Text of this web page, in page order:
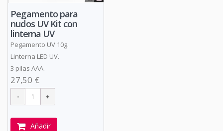
Pegamento para
nudos UV Kit con
linterna UV
Pegamento UV 10g.
Linterna LED UV.
3 pilas AAA.
27,50 €
Añadir